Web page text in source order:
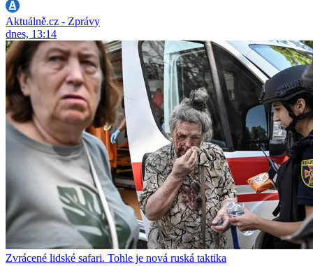
Aktuálně.cz - Zprávy
dnes, 13:14
Zvrácené lidské safari. Tohle je nová ruská taktika